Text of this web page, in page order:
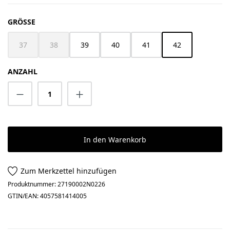
GRÖSSE
37
(Diese Option ist zurzeit nicht verfügbar.)
38
(Diese Option ist zurzeit nicht verfügbar.)
39 40 41 42
ANZAHL
Produkt Anzahl: Gib den gewünschten
In den Warenkorb
Zum Merkzettel hinzufügen
Produktnummer:27190002N0226
GTIN/EAN:4057581414005